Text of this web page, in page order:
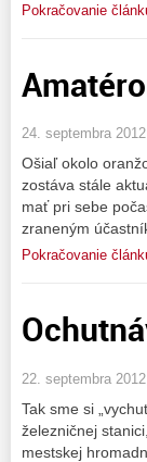
Pokračovanie
24. septembra
Ošiaľ okolo
zostáva stále
mať pri sebe
zraneným
Pokračovanie
22. septembra
Tak sme si
železničnej
mestskej